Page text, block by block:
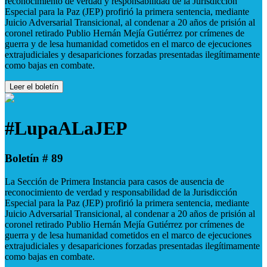
Especial para la Paz (JEP) profirió la primera sentencia, mediante
Juicio Adversarial Transicional, al condenar a 20 años de prisión al
coronel retirado Publio Hernán Mejía Gutiérrez por crímenes de
guerra y de lesa humanidad cometidos en el marco de ejecuciones
extrajudiciales y desapariciones forzadas presentadas ilegítimamente
como bajas en combate.
Leer el boletín
#LupaALaJEP
Boletín # 89
La Sección de Primera Instancia para casos de ausencia de
reconocimiento de verdad y responsabilidad de la Jurisdicción
Especial para la Paz (JEP) profirió la primera sentencia, mediante
Juicio Adversarial Transicional, al condenar a 20 años de prisión al
coronel retirado Publio Hernán Mejía Gutiérrez por crímenes de
guerra y de lesa humanidad cometidos en el marco de ejecuciones
extrajudiciales y desapariciones forzadas presentadas ilegítimamente
como bajas en combate.